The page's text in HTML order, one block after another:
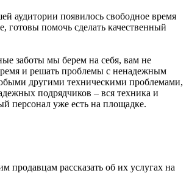
аудитории появилось свободное время
готовы помочь сделать качественный
заботы мы берем на себя, вам не
и решать проблемы с ненадежным
другими техническими проблемами,
подрядчиков – вся техника и
персонал уже есть на площадке.
рассказать об их услугах на